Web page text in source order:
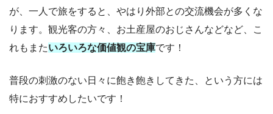
が、一人で旅をすると、やはり外部との交流機会が多くな
ります。観光客の方々、お土産屋のおじさんなどなど、こ
れもまたいろいろな価値観の宝庫です！
普段の刺激のない日々に飽き飽きしてきた、という方には
特におすすめしたいです！